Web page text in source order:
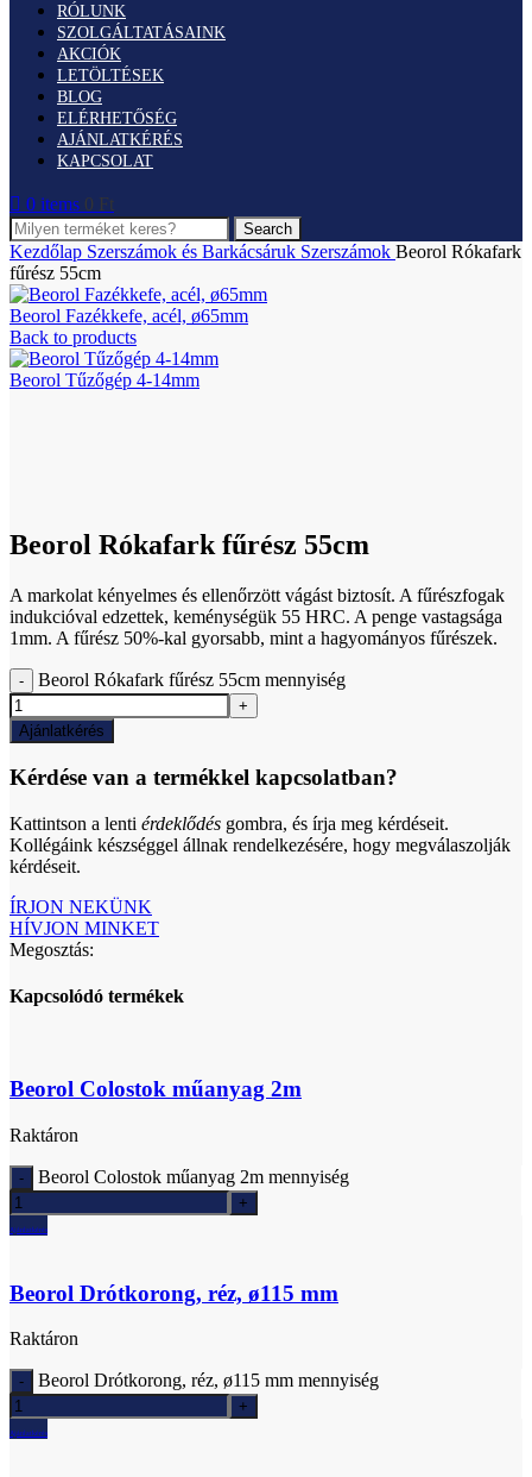
RÓLUNK
SZOLGÁLTATÁSAINK
AKCIÓK
LETÖLTÉSEK
BLOG
ELÉRHETŐSÉG
AJÁNLATKÉRÉS
KAPCSOLAT
0 items 0 Ft
Search
Kezdőlap Szerszámok és Barkácsáruk Szerszámok Beorol Rókafark
fűrész 55cm
Beorol Fazékkefe, acél, ø65mm
Back to products
Beorol Tűzőgép 4-14mm
Beorol Rókafark fűrész 55cm
A markolat kényelmes és ellenőrzött vágást biztosít. A fűrészfogak
indukcióval edzettek, keménységük 55 HRC. A penge vastagsága
1mm. A fűrész 50%-kal gyorsabb, mint a hagyományos fűrészek.
Beorol Rókafark fűrész 55cm mennyiség
Ajánlatkérés
Kérdése van a termékkel kapcsolatban?
Kattintson a lenti érdeklődés gombra, és írja meg kérdéseit.
Kollégáink készséggel állnak rendelkezésére, hogy megválaszolják
kérdéseit.
ÍRJON NEKÜNK
HÍVJON MINKET
Megosztás:
Kapcsolódó termékek
Beorol Colostok műanyag 2m
Raktáron
Beorol Colostok műanyag 2m mennyiség
Ajánlatkérés
Beorol Drótkorong, réz, ø115 mm
Raktáron
Beorol Drótkorong, réz, ø115 mm mennyiség
Ajánlatkérés